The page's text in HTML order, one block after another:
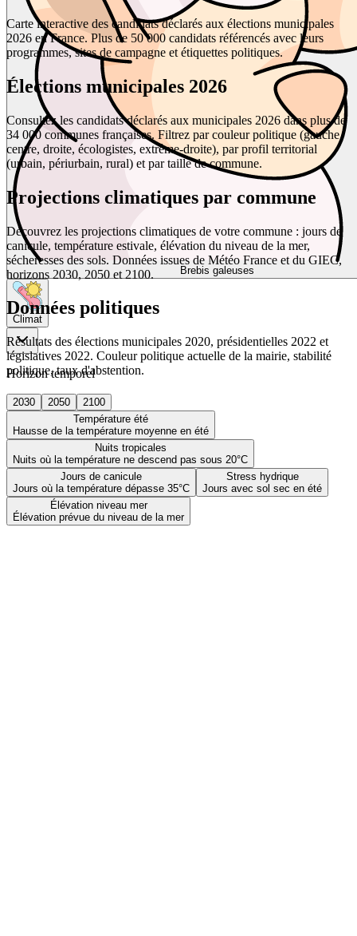
Brebis galeuses
Climat
Horizon temporel
2030 2050
2100
Température été
Hausse de la température moyenne en été
Nuits tropicales
Nuits où la température ne descend pas sous 20°C
Jours de canicule
Jours où la température dépasse 35°C
Stress hydrique
Jours avec sol sec en été
Élévation niveau mer
Élévation prévue du niveau de la mer
Carte interactive des candidats déclarés aux élections municipales
2026 en France. Plus de 50 000 candidats référencés avec leurs
programmes, sites de campagne et étiquettes politiques.
Élections municipales 2026
Consultez les candidats déclarés aux municipales 2026 dans plus de
34 000 communes françaises. Filtrez par couleur politique (gauche,
centre, droite, écologistes, extrême-droite), par profil territorial
(urbain, périurbain, rural) et par taille de commune.
Projections climatiques par commune
Découvrez les projections climatiques de votre commune : jours de
canicule, température estivale, élévation du niveau de la mer,
sécheresses des sols. Données issues de Météo France et du GIEC,
horizons 2030, 2050 et 2100.
Données politiques
Résultats des élections municipales 2020, présidentielles 2022 et
législatives 2022. Couleur politique actuelle de la mairie, stabilité
politique, taux d'abstention.